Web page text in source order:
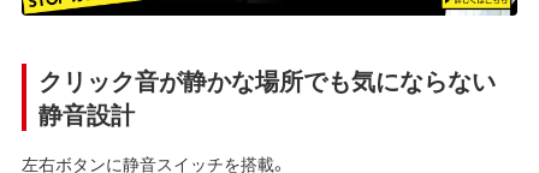
クリック音が静かな場所でも気にならない
静音設計
左右ボタンに静音スイッチを搭載。